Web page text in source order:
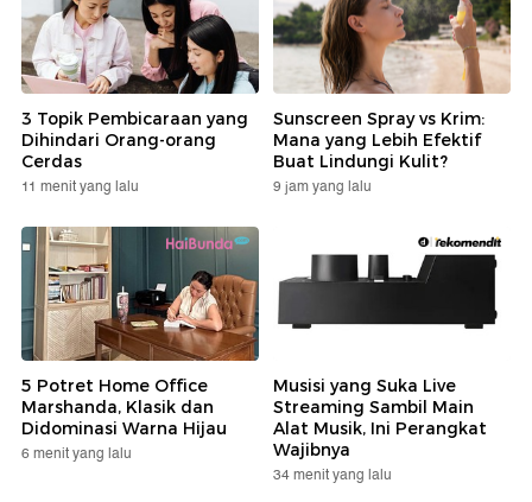
3 Topik Pembicaraan yang
Dihindari Orang-orang
Cerdas
11 menit yang lalu
Sunscreen Spray vs Krim:
Mana yang Lebih Efektif
Buat Lindungi Kulit?
9 jam yang lalu
5 Potret Home Office
Marshanda, Klasik dan
Didominasi Warna Hijau
6 menit yang lalu
Musisi yang Suka Live
Streaming Sambil Main
Alat Musik, Ini Perangkat
Wajibnya
34 menit yang lalu